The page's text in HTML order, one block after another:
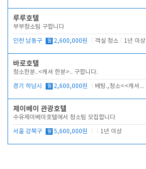
루루호텔
부부청소팀 구합니다
인천 남동구 월 2,600,000원 객실 청소 1년 이상
바로호텔
청소한분..<캐셔 한분>.. 구합니다.
경기 하남시 월 2,600,000원 베팅.,청소<<캐셔 모셔봅니다.
제이베이 관광호텔
수유제이베이호텔에서 청소팀 모집합니다
서울 강북구 월 5,600,000원 1년 이상